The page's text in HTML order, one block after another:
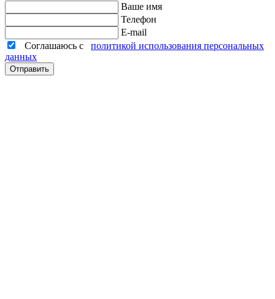
Ваше имя
Телефон
E-mail
Соглашаюсь с политикой использования персональных
данных
Отправить